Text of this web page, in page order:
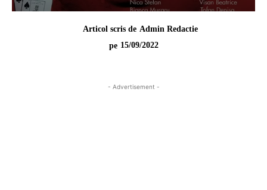
Articol scris de Admin Redactie
pe 15/09/2022
- Advertisement -